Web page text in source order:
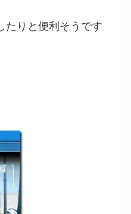
たりと便利そうです